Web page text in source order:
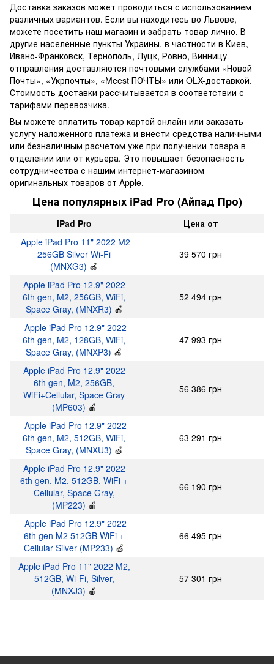
Доставка заказов может проводиться с использованием
различных вариантов. Если вы находитесь во Львове,
можете посетить наш магазин и забрать товар лично. В
другие населенные пункты Украины, в частности в Киев,
Ивано-Франковск, Тернополь, Луцк, Ровно, Винницу
отправления доставляются почтовыми службами «Новой
Почты», «Укрпочты», «Meest ПОЧТЫ» или OLX-доставкой.
Стоимость доставки рассчитывается в соответствии с
тарифами перевозчика.
Вы можете оплатить товар картой онлайн или заказать
услугу наложенного платежа и внести средства наличными
или безналичным расчетом уже при получении товара в
отделении или от курьера. Это повышает безопасность
сотрудничества с нашим интернет-магазином
оригинальных товаров от Apple.
Цена популярных iPad Pro (Айпад Про)
iPad Pro
Цена от
Apple iPad Pro 11" 2022 M2
256GB Silver Wi-Fi
(MNXG3) 🍏
39 570 грн
Apple iPad Pro 12.9" 2022
6th gen, M2, 256GB, WiFi,
Space Gray, (MNXR3) 🍎
52 494 грн
Apple iPad Pro 12.9" 2022
6th gen, M2, 128GB, WiFi,
Space Gray, (MNXP3) 🍏
47 993 грн
Apple iPad Pro 12.9" 2022
6th gen, M2, 256GB,
WiFi+Cellular, Space Gray
(MP603) 🍎
56 386 грн
Apple iPad Pro 12.9" 2022
6th gen, M2, 512GB, WiFi,
Space Gray, (MNXU3) 🍏
63 291 грн
Apple iPad Pro 12.9" 2022
6th gen, M2, 512GB, WiFi +
Cellular, Space Gray,
(MP223) 🍎
66 190 грн
Apple iPad Pro 12.9" 2022
6th gen M2 512GB WiFi +
Cellular Silver (MP233) 🍏
66 495 грн
Apple iPad Pro 11" 2022 M2,
512GB, Wi-Fi, Silver,
(MNXJ3) 🍎
57 301 грн